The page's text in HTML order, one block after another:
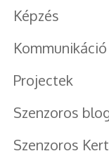
Képzés
Kommunikáció
Projectek
Szenzoros
Szenzoros Kert